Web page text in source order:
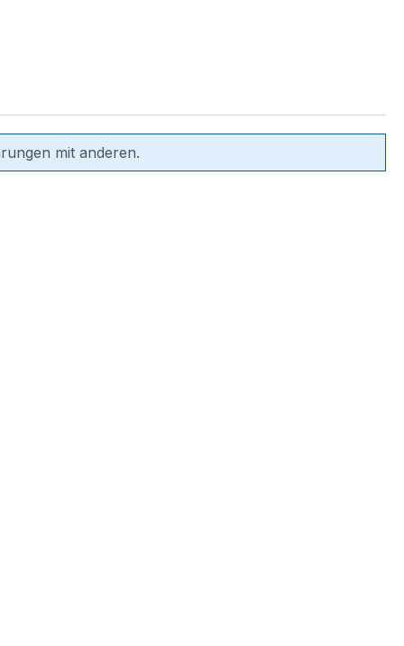
mit anderen.